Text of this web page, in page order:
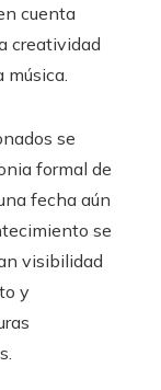
cuenta
creatividad
se
formal de
fecha aún
se
visibilidad
y